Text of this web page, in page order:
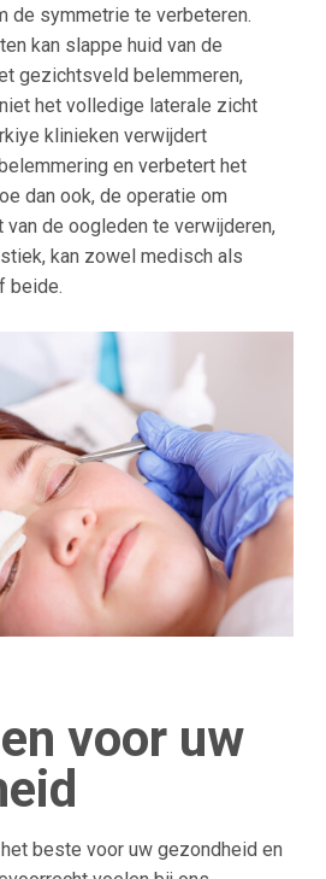
de symmetrie te verbeteren.
kan slappe huid van de
gezichtsveld belemmeren,
het volledige laterale zicht
klinieken verwijdert
en verbetert het
dan ook, de operatie om
de oogleden te verwijderen,
kan zowel medisch als
beide.
voor uw
beste voor uw gezondheid en